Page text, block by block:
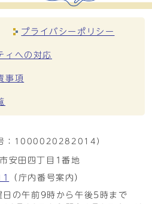
プライバシーポリシー
ィへの対応
事項
： 1000020282014）
安田四丁目1番地
（庁内番号案内）
日の午前9時から午後5時まで